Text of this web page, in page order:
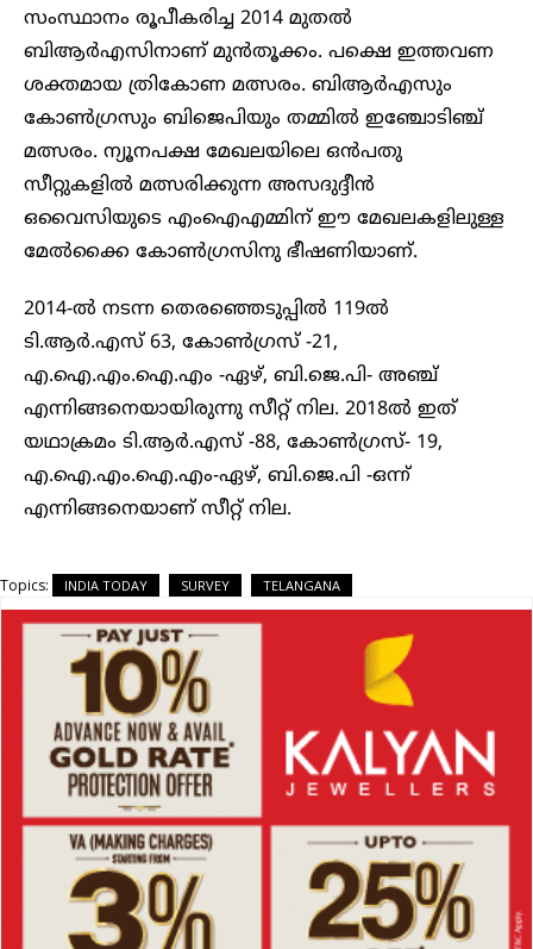
സംസ്ഥാനം രൂപീകരിച്ച 2014 മുതൽ
ബിആർഎസിനാണ് മുൻതൂക്കം. പക്ഷെ ഇത്തവണ
ശക്തമായ ത്രികോണ മത്സരം. ബിആർഎസും
കോൺഗ്രസും ബിജെപിയും തമ്മിൽ ഇഞ്ചോടിഞ്ച്
മത്സരം. ന്യൂനപക്ഷ മേഖലയിലെ ഒൻപതു
സീറ്റുകളിൽ മത്സരിക്കുന്ന അസദുദ്ദീൻ
ഒവൈസിയുടെ എംഐഎമ്മിന് ഈ മേഖലകളിലുള്ള
മേൽക്കൈ കോൺഗ്രസിനു ഭീഷണിയാണ്.
2014-ൽ നടന്ന തെരഞ്ഞെടുപ്പിൽ 119ൽ
ടി.ആർ.എസ് 63, കോൺഗ്രസ് -21,
എ.ഐ.എം.ഐ.എം -ഏഴ്, ബി.ജെ.പി- അഞ്ച്
എന്നിങ്ങനെയായിരുന്നു സീറ്റ് നില. 2018ൽ ഇത്
യഥാക്രമം ടി.ആർ.എസ് -88, കോൺഗ്രസ്- 19,
എ.ഐ.എം.ഐ.എം-ഏഴ്, ബി.ജെ.പി -ഒന്ന്
എന്നിങ്ങനെയാണ് സീറ്റ് നില.
Topics: INDIA TODAY SURVEY TELANGANA